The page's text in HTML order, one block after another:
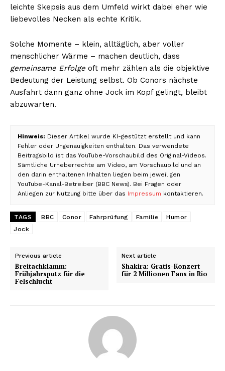
leichte Skepsis aus dem Umfeld wirkt dabei eher wie
liebevolles Necken als echte Kritik.
Solche Momente – klein, alltäglich, aber voller
menschlicher Wärme – machen deutlich, dass
gemeinsame Erfolge oft mehr zählen als die objektive
Bedeutung der Leistung selbst. Ob Conors nächste
Ausfahrt dann ganz ohne Jock im Kopf gelingt, bleibt
abzuwarten.
Hinweis: Dieser Artikel wurde KI-gestützt erstellt und kann
Fehler oder Ungenauigkeiten enthalten. Das verwendete
Beitragsbild ist das YouTube-Vorschaubild des Original-Videos.
Sämtliche Urheberrechte am Video, am Vorschaubild und an
den darin enthaltenen Inhalten liegen beim jeweiligen
YouTube-Kanal-Betreiber (BBC News). Bei Fragen oder
Anliegen zur Nutzung bitte über das Impressum kontaktieren.
TAGS BBC Conor Fahrprüfung Familie
Humor
Jock
Previous article
Breitachklamm:
Frühjahrsputz für die
Felschlucht
Next article
Shakira: Gratis-Konzert
für 2 Millionen Fans in Rio